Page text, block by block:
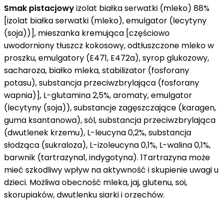
Smak pistacjowyizolat białka serwatki (mleko) 88%
[izolat białka serwatki (mleko), emulgator (lecytyny
(soja))], mieszanka kremująca [częściowo
uwodorniony tłuszcz kokosowy, odtłuszczone mleko w
proszku, emulgatory (E471, E472a), syrop glukozowy,
sacharoza, białko mleka, stabilizator (fosforany
potasu), substancja przeciwzbrylająca (fosforany
wapnia)], L-glutamina 2,5%, aromaty, emulgator
(lecytyny (soja)), substancje zagęszczające (karagen,
guma ksantanowa), sól, substancja przeciwzbrylająca
(dwutlenek krzemu), L-leucyna 0,2%, substancja
słodząca (sukraloza), L-izoleucyna 0,1%, L-walina 0,1%,
barwnik (tartrazyna1, indygotyna). 1Tartrazyna może
mieć szkodliwy wpływ na aktywność i skupienie uwagi u
dzieci. Możliwa obecność mleka, jaj, glutenu, soi,
skorupiaków, dwutlenku siarki i orzechów.